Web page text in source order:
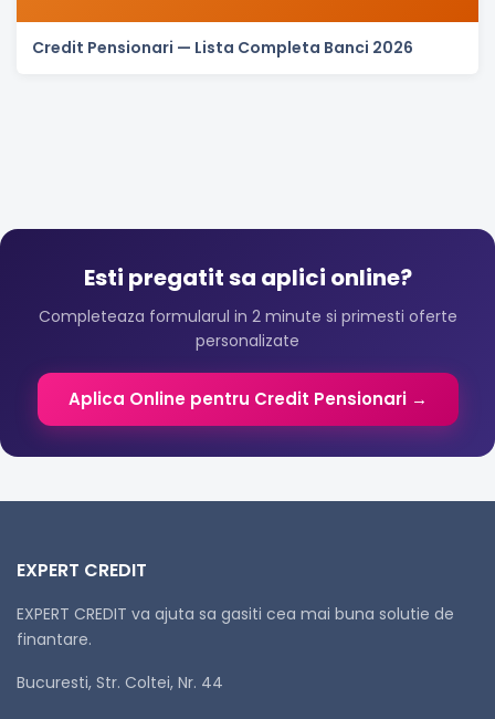
Credit Pensionari — Lista Completa Banci 2026
Esti pregatit sa aplici online?
Completeaza formularul in 2 minute si primesti oferte
personalizate
Aplica Online pentru Credit Pensionari →
EXPERT CREDIT
EXPERT CREDIT va ajuta sa gasiti cea mai buna solutie de
finantare.
Bucuresti, Str. Coltei, Nr. 44